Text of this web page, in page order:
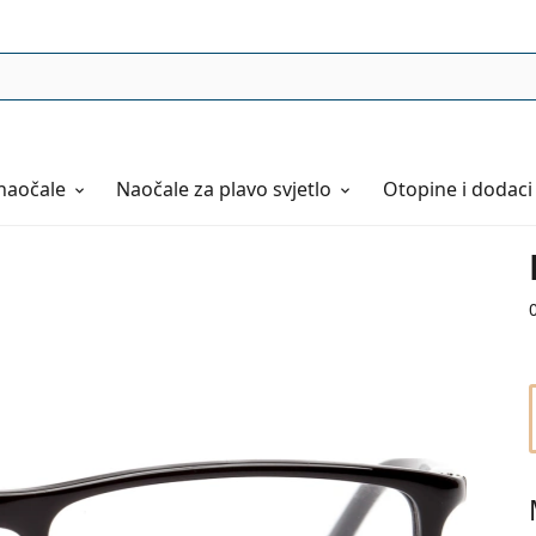
Naočaleza plavo svjetlo Otopine i dodaci